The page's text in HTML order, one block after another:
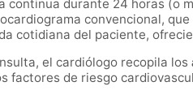
continua durante 24 horas (o
convencional,
cotidiana del paciente,
el cardiólogo recopila los
factores de riesgo